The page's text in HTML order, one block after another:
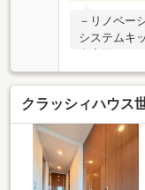
－リノベー
システムキ
台交換・ト
換・全フロ
替 ・・・
階）・南東
機能浴室・
交通アクセ
7分・東急
都市線「駒
クラッシィハウス